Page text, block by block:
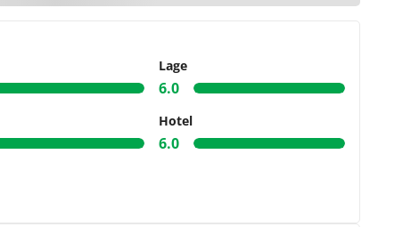
Lage
6.0
Hotel
6.0